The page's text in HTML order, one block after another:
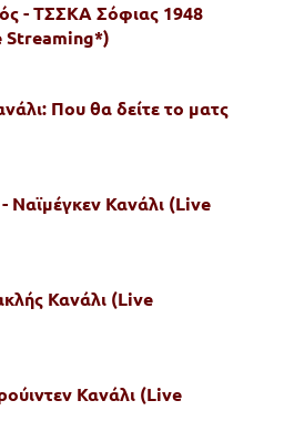
- ΤΣΣΚΑ Σόφιας 1948
Streaming*)
Που θα δείτε το ματς
Ναϊμέγκεν Κανάλι (Live
Κανάλι (Live
Κανάλι (Live